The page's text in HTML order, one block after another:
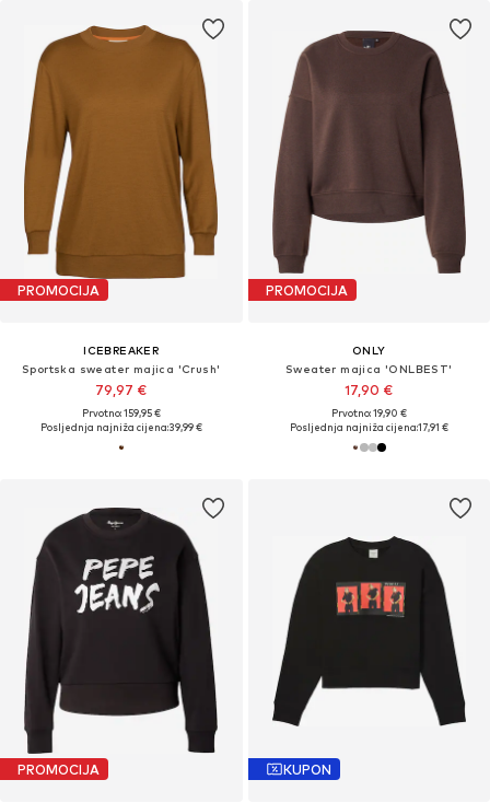
PROMOCIJA
ICEBREAKER
Sportska sweater majica 'Crush'
79,97 €
Prvotno: 159,95 €
Posljednja najniža cijena:39,99 €
PROMOCIJA
ONLY
Sweater majica 'ONLBEST'
17,90 €
Prvotno: 19,90 €
Posljednja najniža cijena:17,91 €
PROMOCIJA KUPON